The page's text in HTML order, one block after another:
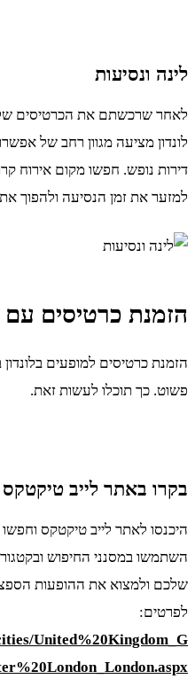
לינה ונסיעות
לאחר שרכשתם את הכרטיסים
לונדון מציעה מגוון רחב של
דירות נופש. חפשו מקום אירוח
למזער את זמן הנסיעה ולהפוך
הזמנת כרטיסים עם
הזמנת כרטיסים למופעים
פשוט. כך תוכלו לעשות זאת.
בקרו באתר לייב טיקטקס
היכנסו לאתר לייב טיקטקס
השתמשו במסנני החיפוש
שלכם ולמצוא את ההופעות
לפרטים:
United%20Kingdom_G